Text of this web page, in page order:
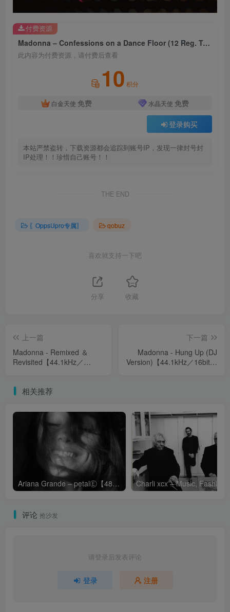
Madonna – Confessions on a Dance Floor (12 Reg. Tracks)【44.1kHz／16bit】西班牙区
此内容为付费资源，请付费后查看
10 积分
白金天使 免费 水晶天使 免费
登录购买
本站严禁盗转，下载资源都会追踪到账号IP，发现一律封号封
IP处理！！珍惜自己账号！！
付费资源
THE END
〖OppsUpro专属〗 qobuz
喜欢就支持一下吧
分享 收藏
上一篇
Madonna - Remixed ＆
Revisited【44.1kHz／
下一篇
Madonna - Hung Up (DJ
Version)【44.1kHz／16bit】
相关推荐
Ariana Grande – petalⒺ【48kHz／24bit】英国区
评论 抢沙发
请登录后发表评论
登录 注册